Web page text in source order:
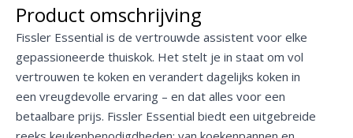
Product omschrijving
Fissler Essential is de vertrouwde assistent voor elke
gepassioneerde thuiskok. Het stelt je in staat om vol
vertrouwen te koken en verandert dagelijks koken in
een vreugdevolle ervaring – en dat alles voor een
betaalbare prijs. Fissler Essential biedt een uitgebreide